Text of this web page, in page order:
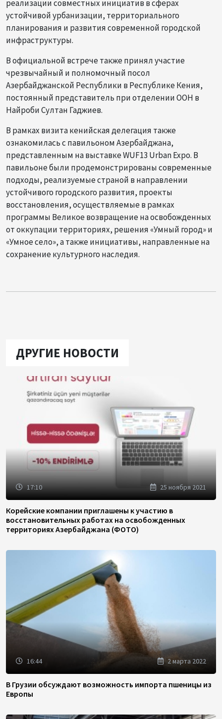
реализации совместных инициатив в сферах
устойчивой урбанизации, территориального
планирования и развития современной городской
инфраструктуры.
В официальной встрече также принял участие
чрезвычайный и полномочный посол
Азербайджанской Республики в Республике Кения,
постоянный представитель при отделении ООН в
Найроби Султан Гаджиев.
В рамках визита кенийская делегация также
ознакомилась с павильоном Азербайджана,
представленным на выставке WUF13 Urban Expo. В
павильоне были продемонстрированы современные
подходы, реализуемые страной в направлении
устойчивого городского развития, проекты
восстановления, осуществляемые в рамках
программы Великое возвращение на освобожденных
от оккупации территориях, решения «Умный город» и
«Умное село», а также инициативы, направленные на
сохранение культурного наследия.
ДРУГИЕ НОВОСТИ
17:10 25 ноября 2021
Корейские компании приглашены к участию в
восстановительных работах на освобожденных
территориях Азербайджана (ФОТО)
16:44 2 марта 2022
В Грузии обсуждают возможность импорта пшеницы из
Европы